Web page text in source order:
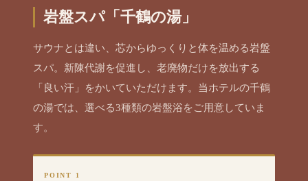
岩盤スパ「千鶴の湯」
サウナとは違い、芯からゆっくりと体を温める岩盤
スパ。新陳代謝を促進し、老廃物だけを放出する
「良い汗」をかいていただけます。当ホテルの千鶴
の湯では、選べる3種類の岩盤浴をご用意していま
す。
POINT 1